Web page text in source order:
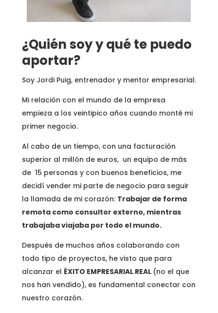
¿Quién soy y qué te puedo
aportar?
Soy Jordi Puig, entrenador y mentor empresarial.
Mi relación con el mundo de la empresa
empieza a los veintipico años cuando monté mi
primer negocio.
Al cabo de un tiempo, con una facturación
superior al millón de euros, un equipo de más
de 15 personas y con buenos beneficios, me
decidí vender mi parte de negocio para seguir
la llamada de mi corazón: Trabajar de forma
remota como consultor externo, mientras
trabajaba viajaba por todo el mundo.
Después de muchos años colaborando con
todo tipo de proyectos, he visto que para
alcanzar el ÉXITO EMPRESARIAL REAL (no el que
nos han vendido), es fundamental conectar con
nuestro corazón.